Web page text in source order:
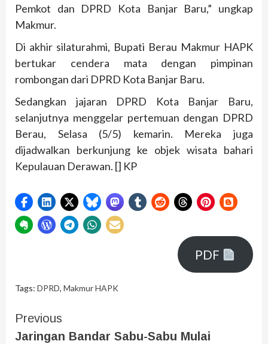
Pemkot dan DPRD Kota Banjar Baru,” ungkap
Makmur.
Di akhir silaturahmi, Bupati Berau Makmur HAPK
bertukar cendera mata dengan pimpinan
rombongan dari DPRD Kota Banjar Baru.
Sedangkan jajaran DPRD Kota Banjar Baru,
selanjutnya menggelar pertemuan dengan DPRD
Berau, Selasa (5/5) kemarin. Mereka juga
dijadwalkan berkunjung ke objek wisata bahari
Kepulauan Derawan. [] KP
PDF
Tags: DPRD, Makmur HAPK
Previous
Jaringan Bandar Sabu-Sabu Mulai